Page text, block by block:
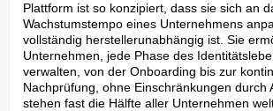
Plattform ist so konzipiert, dass sie sich an
Wachstumstempo eines Unternehmens
vollständig herstellerunabhängig ist. Sie
Unternehmen, jede Phase des
verwalten, von der Onboarding bis zur
Nachprüfung, ohne Einschränkungen durch
stehen fast die Hälfte aller Unternehmen